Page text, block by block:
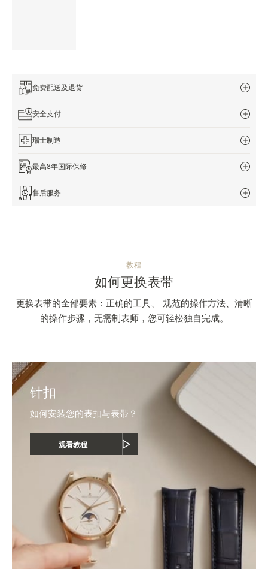
免费配送及退货
安全支付
瑞士制造
最高8年国际保修
售后服务
教程
如何更换表带
更换表带的全部要素：正确的工具、 规范的操作方法、清晰
的操作步骤，无需制表师，您可轻松独自完成。
针扣
如何安装您的表扣与表带？
观看教程